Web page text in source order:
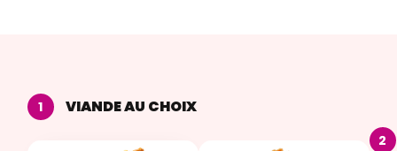
1 VIANDE AU CHOIX
2